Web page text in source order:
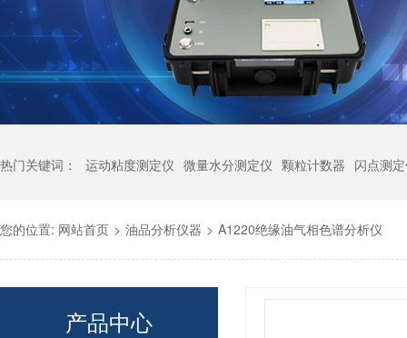
热门关键词： 运动粘度测定仪 微量水分测定仪 颗粒计数器 闪点测
您的位置: 网站首页 > 油品分析仪器 > A1220绝缘油气相色谱分析仪
产品中心